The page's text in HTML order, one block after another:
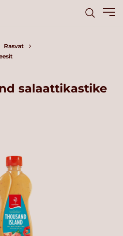
Rasvat
salaattikastike